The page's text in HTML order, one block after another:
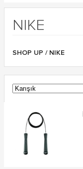
NIKE
SHOP UP / NIKE